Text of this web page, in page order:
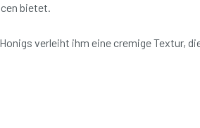
bietet.
verleiht ihm eine cremige Textur,